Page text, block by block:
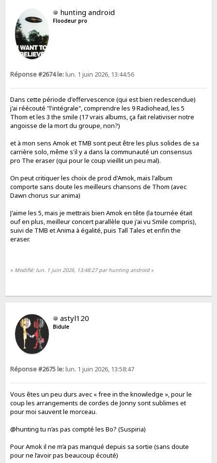
hunting android
Floodeur pro
Réponse #2674 le:lun. 1 juin 2026, 13:44:56
Dans cette période d'effervescence (qui est bien redescendue)
j'ai réécouté "l'intégrale", comprendre les 9 Radiohead, les 5
Thom et les 3 the smile (17 vrais albums, ça fait relativiser notre
angoisse de la mort du groupe, non?)
et à mon sens Amok et TMB sont peut être les plus solides de sa
carrière solo, même s'il y a dans la communauté un consensus
pro The eraser (qui pour le coup vieillit un peu mal).
On peut critiquer les choix de prod d'Amok, mais l'album
comporte sans doute les meilleurs chansons de Thom (avec
Dawn chorus sur anima)
J'aime les 5, mais je mettrais bien Amok en tête (la tournée était
ouf en plus, meilleur concert parallèle que j'ai vu Smile compris),
suivi de TMB et Anima à égalité, puis Tall Tales et enfin the
eraser.
« Modifié: lun. 1 juin 2026, 13:48:27 par hunting android»
astyl120
Bidule
Réponse #2675 le:lun. 1 juin 2026, 13:58:47
Vous êtes un peu durs avec « free in the knowledge », pour le
coup les arrangements de cordes de Jonny sont sublimes et
pour moi sauvent le morceau.
@hunting tu n’as pas compté les Bo? (Suspiria)
Pour Amok il ne m’a pas manqué depuis sa sortie (sans doute
pour ne l’avoir pas beaucoup écouté)